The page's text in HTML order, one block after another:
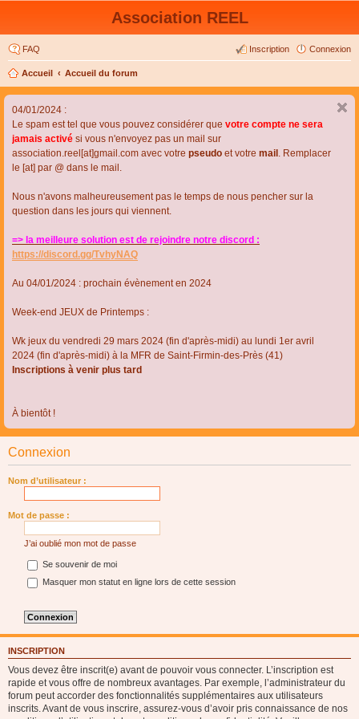
Association REEL
FAQ Connexion
Inscription
Accueil Accueil du forum
04/01/2024 :
Le spam est tel que vous pouvez considérer que votre compte ne sera
jamais activé si vous n'envoyez pas un mail sur
association.reel[at]gmail.com avec votre pseudo et votre mail . Remplacer
le [at] par @ dans le mail.
Nous n'avons malheureusement pas le temps de nous pencher sur la
question dans les jours qui viennent.
=> la meilleure solution est de rejoindre notre discord :
https://discord.gg/TvhyNAQ
Au 04/01/2024 : prochain évènement en 2024
Week-end JEUX de Printemps :
Wk jeux du vendredi 29 mars 2024 (fin d'après-midi) au lundi 1er avril
2024 (fin d'après-midi) à la MFR de Saint-Firmin-des-Près (41)
Inscriptions à venir plus tard
À bientôt !
Connexion
Nom d’utilisateur :
Mot de passe :
J’ai oublié mon mot de passe
Se souvenir de moi
Masquer mon statut en ligne lors de cette session
INSCRIPTION
Vous devez être inscrit(e) avant de pouvoir vous connecter. L’inscription est
rapide et vous offre de nombreux avantages. Par exemple, l’administrateur du
forum peut accorder des fonctionnalités supplémentaires aux utilisateurs
inscrits. Avant de vous inscrire, assurez-vous d’avoir pris connaissance de nos